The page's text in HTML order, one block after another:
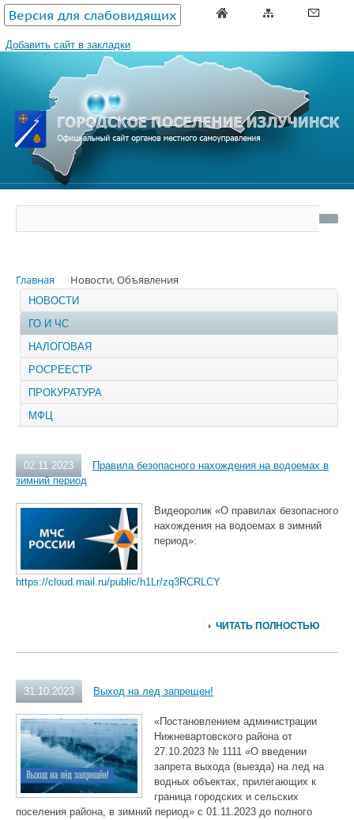
Версия для слабовидящих
Добавить сайт в закладки
Главная Новости, Объявления
НОВОСТИ
ГО И ЧС
НАЛОГОВАЯ
РОСРЕЕСТР
ПРОКУРАТУРА
МФЦ
02.11.2023
Правила безопасного нахождения на водоемах в
зимний период
Видеоролик «О правилах безопасного
нахождения на водоемах в зимний
период»:
https://cloud.mail.ru/public/h1Lr/zq3RCRLCY
ЧИТАТЬ ПОЛНОСТЬЮ
31.10.2023 Выход на лед запрещен!
«Постановлением администрации
Нижневартовского района от
27.10.2023 № 1111 «О введении
запрета выхода (выезда) на лед на
водных объектах, прилегающих к
граница городских и сельских
поселения района, в зимний период» с 01.11.2023 до полного